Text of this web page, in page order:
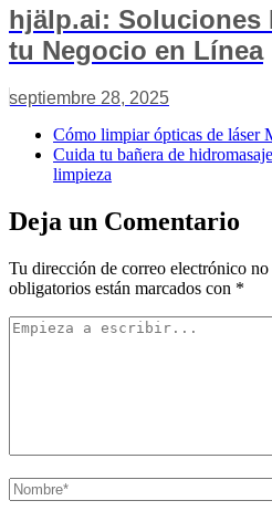
hjälp.ai: Soluciones
tu Negocio en Línea
septiembre 28, 2025
Cómo limpiar ópticas de láser
Cuida tu bañera de
limpieza
Deja un Comentario
Tu dirección de correo electrónico no
obligatorios están marcados con *